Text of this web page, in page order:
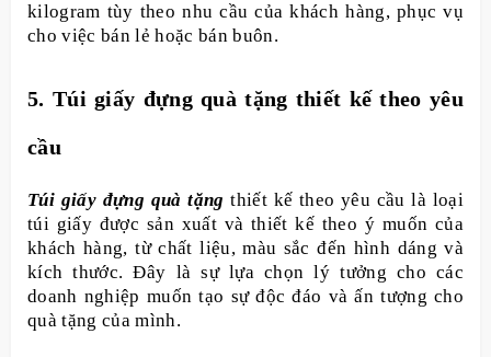
kilogram tùy theo nhu cầu của khách hàng, phục vụ
cho việc bán lẻ hoặc bán buôn.
5. Túi giấy đựng quà tặng thiết kế theo yêu
cầu
Túi giấy đựng quà tặng thiết kế theo yêu cầu là loại
túi giấy được sản xuất và thiết kế theo ý muốn của
khách hàng, từ chất liệu, màu sắc đến hình dáng và
kích thước. Đây là sự lựa chọn lý tưởng cho các
doanh nghiệp muốn tạo sự độc đáo và ấn tượng cho
quà tặng của mình.